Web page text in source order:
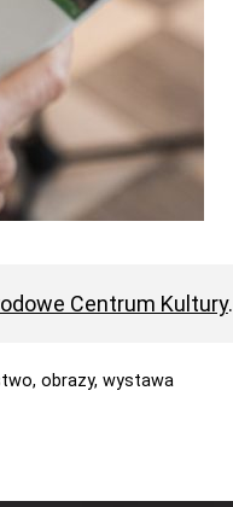
Centrum Kultury.
obrazy,wystawa